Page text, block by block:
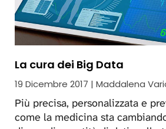
La cura dei Big Data
19 Dicembre 2017 | Maddalena
Più precisa, personalizzata e
come la medicina sta